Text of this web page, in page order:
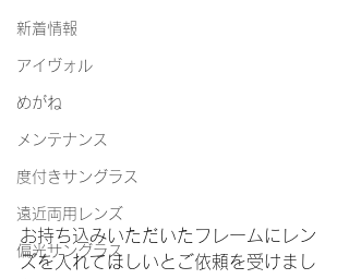
新着情報
アイヴォル
めがね
メンテナンス
度付きサングラス
遠近両用レンズ
偏光サングラス
お持ち込みいただいたフレームにレン
ズを入れてほしいとご依頼を受けまし